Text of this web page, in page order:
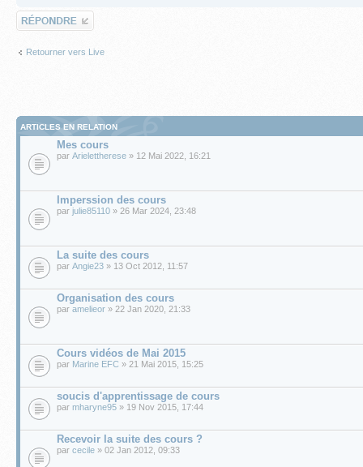
Répondre
Retourner vers Live
ARTICLES EN RELATION
Mes cours
par Arielettherese » 12 Mai 2022, 16:21
Imperssion des cours
par julie85110 » 26 Mar 2024, 23:48
La suite des cours
par Angie23 » 13 Oct 2012, 11:57
Organisation des cours
par amelieor » 22 Jan 2020, 21:33
Cours vidéos de Mai 2015
par Marine EFC » 21 Mai 2015, 15:25
soucis d'apprentissage de cours
par mharyne95 » 19 Nov 2015, 17:44
Recevoir la suite des cours ?
par cecile » 02 Jan 2012, 09:33